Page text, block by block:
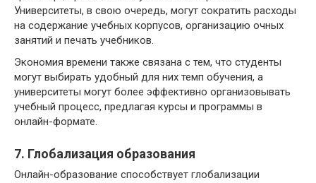
Университеты, в свою очередь, могут сократить расходы
на содержание учебных корпусов, организацию очных
занятий и печать учебников.
Экономия времени также связана с тем, что студенты
могут выбирать удобный для них темп обучения, а
университеты могут более эффективно организовывать
учебный процесс, предлагая курсы и программы в
онлайн-формате.
7. Глобализация образования
Онлайн-образование способствует глобализации